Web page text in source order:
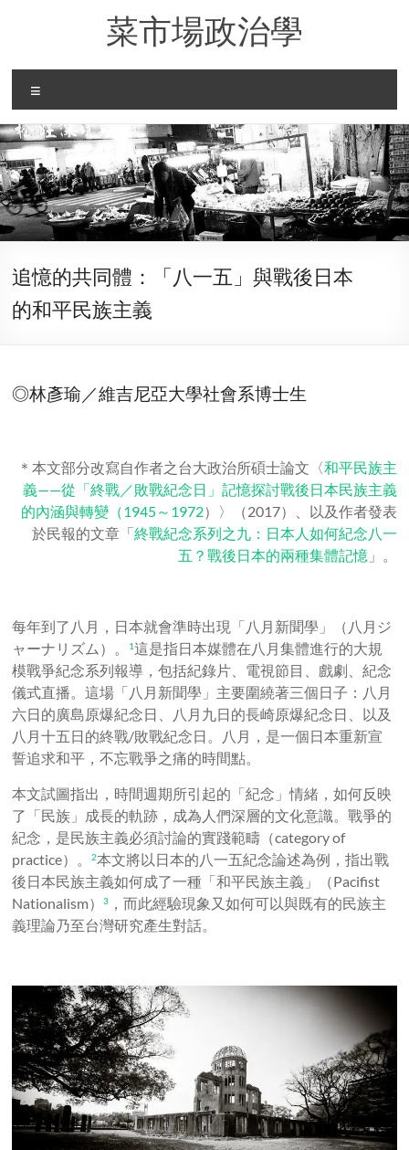
菜市場政治學
追憶的共同體：「八一五」與戰後日本
的和平民族主義
◎林彥瑜／維吉尼亞大學社會系博士生
＊本文部分改寫自作者之台大政治所碩士論文〈和平民族主
義——從「終戰／敗戰紀念日」記憶探討戰後日本民族主義
的內涵與轉變（1945～1972）〉（2017）、以及作者發表
於民報的文章「終戰紀念系列之九：日本人如何紀念八一
五？戰後日本的兩種集體記憶」。
每年到了八月，日本就會準時出現「八月新聞學」（八月ジ
ャーナリズム）。
1這是指日本媒體在八月集體進行的大規
模戰爭紀念系列報導，包括紀錄片、電視節目、戲劇、紀念
儀式直播。這場「八月新聞學」主要圍繞著三個日子：八月
六日的廣島原爆紀念日、八月九日的長崎原爆紀念日、以及
八月十五日的終戰/敗戰紀念日。八月，是一個日本重新宣
誓追求和平，不忘戰爭之痛的時間點。
本文試圖指出，時間週期所引起的「紀念」情緒，如何反映
了「民族」成長的軌跡，成為人們深層的文化意識。戰爭的
紀念，是民族主義必須討論的實踐範疇（category of
practice） 。2本文將以日本的八一五紀念論述為例，指出戰
後日本民族主義如何成了一種「和平民族主義」（Pacifist
Nationalism）3 ，而此經驗現象又如何可以與既有的民族主
義理論乃至台灣研究產生對話。